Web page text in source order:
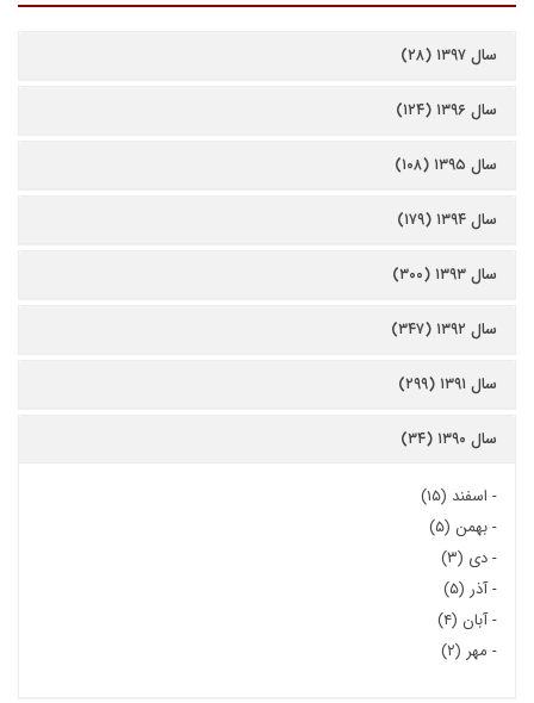
سال ۱۳۹۷ (۲۸)
سال ۱۳۹۶ (۱۲۴)
سال ۱۳۹۵ (۱۰۸)
سال ۱۳۹۴ (۱۷۹)
سال ۱۳۹۳ (۳۰۰)
سال ۱۳۹۲ (۳۴۷)
سال ۱۳۹۱ (۲۹۹)
سال ۱۳۹۰ (۳۴)
- اسفند (۱۵)
-بهمن (۵)
-دی (۳)
-آذر (۵)
-آبان (۴)
- مهر (۲)